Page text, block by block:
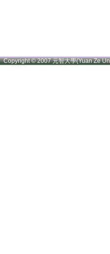
Copyright © 2007 元智大學(Yuan Ze